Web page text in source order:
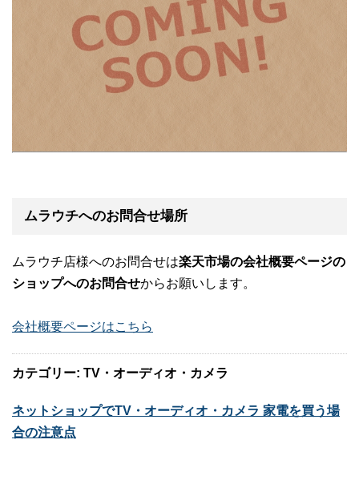
ムラウチへのお問合せ場所
ムラウチ店様へのお問合せは楽天市場の会社概要ページの
ショップへのお問合せからお願いします。
会社概要ページはこちら
カテゴリー: TV・オーディオ・カメラ
ネットショップでTV・オーディオ・カメラ 家電を買う場
合の注意点